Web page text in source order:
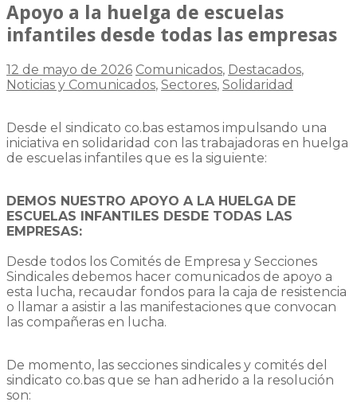
Apoyo a la huelga de escuelas
infantiles desde todas las empresas
12 de mayo de 2026 Comunicados, Destacados,
Noticias y Comunicados, Sectores, Solidaridad
Desde el sindicato co.bas estamos impulsando una
iniciativa en solidaridad con las trabajadoras en huelga
de escuelas infantiles que es la siguiente:
DEMOS NUESTRO APOYO A LA HUELGA DE
ESCUELAS INFANTILES DESDE TODAS LAS
EMPRESAS:
Desde todos los Comités de Empresa y Secciones
Sindicales debemos hacer comunicados de apoyo a
esta lucha, recaudar fondos para la caja de resistencia
o llamar a asistir a las manifestaciones que convocan
las compañeras en lucha.
De momento, las secciones sindicales y comités del
sindicato co.bas que se han adherido a la resolución
son: